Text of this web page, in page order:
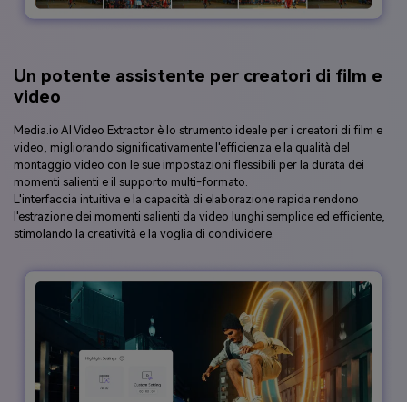
Un potente assistente per creatori di film e
video
Media.io AI Video Extractor è lo strumento ideale per i creatori di film e
video, migliorando significativamente l'efficienza e la qualità del
montaggio video con le sue impostazioni flessibili per la durata dei
momenti salienti e il supporto multi-formato.
L'interfaccia intuitiva e la capacità di elaborazione rapida rendono
l'estrazione dei momenti salienti da video lunghi semplice ed efficiente,
stimolando la creatività e la voglia di condividere.